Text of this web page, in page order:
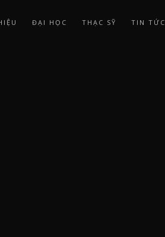
ĐẠI HỌC THẠC SỸ TIN TỨC